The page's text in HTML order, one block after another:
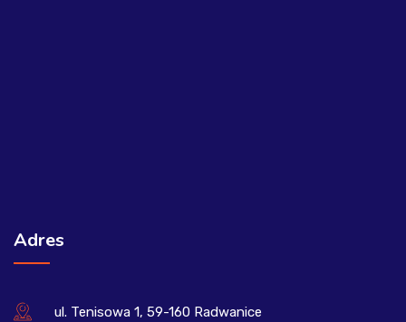
Adres
ul. Tenisowa 1, 59-160 Radwanice